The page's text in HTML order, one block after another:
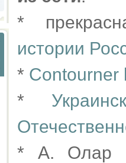
*
истории
* Contourner
*
* А. Олар